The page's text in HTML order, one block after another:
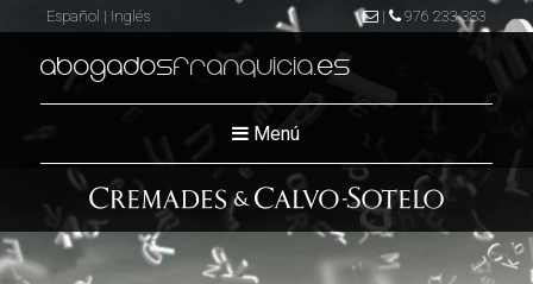
Español | Inglés | 976 233 383
abogadosfranquicia.es
Menú